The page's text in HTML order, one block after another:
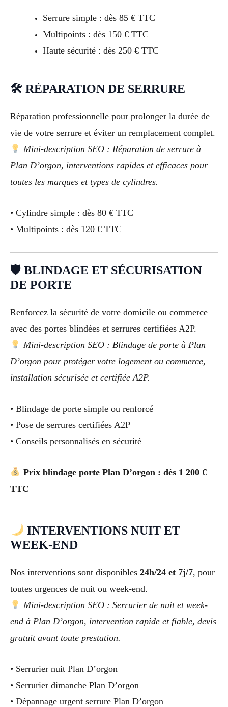
Serrure simple : dès 85 € TTC
Multipoints : dès 150 € TTC
Haute sécurité : dès 250 € TTC
🛠 RÉPARATION DE SERRURE
Réparation professionnelle pour prolonger la durée de
vie de votre serrure et éviter un remplacement complet.
Mini-description SEO : Réparation de serrure à
Plan D’orgon, interventions rapides et efficaces pour
toutes les marques et types de cylindres.
• Cylindre simple : dès 80 € TTC
• Multipoints : dès 120 € TTC
🛡 BLINDAGE ET SÉCURISATION
DE PORTE
Renforcez la sécurité de votre domicile ou commerce
avec des portes blindées et serrures certifiées A2P.
Mini-description SEO : Blindage de porte à Plan
D’orgon pour protéger votre logement ou commerce,
installation sécurisée et certifiée A2P.
• Blindage de porte simple ou renforcé
• Pose de serrures certifiées A2P
• Conseils personnalisés en sécurité
Prix blindage porte Plan D’orgon : dès 1 200 €
TTC
INTERVENTIONS NUIT ET
WEEK-END
Nos interventions sont disponibles 24h/24 et 7j/7, pour
toutes urgences de nuit ou week-end.
Mini-description SEO : Serrurier de nuit et week-
end à Plan D’orgon, intervention rapide et fiable, devis
gratuit avant toute prestation.
• Serrurier nuit Plan D’orgon
• Serrurier dimanche Plan D’orgon
• Dépannage urgent serrure Plan D’orgon